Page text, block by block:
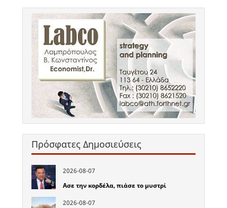
Πρόσφατες Δημοσιεύσεις
2026-08-07
Ασε την κορδέλα, πιάσε το μυστρί
2026-08-07